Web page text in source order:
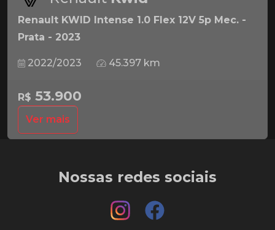
Renault KWID Intense 1.0 Flex 12V 5p Mec. -
Prata - 2023
2022/2023 45.397 km
R$ 53.900
Ver mais
Nossas redes sociais